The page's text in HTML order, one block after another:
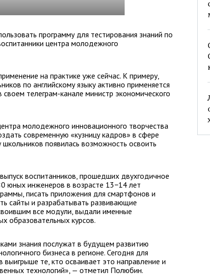
программу для тестирования знаний по
центра молодежного
на практике уже сейчас. К примеру,
по английскому языку активно применяется
телеграм-канале министр экономического
молодежного инновационного творчества
современную «кузницу кадров» в сфере
появилась возможность освоить
воспитанников, прошедших двухгодичное
юных инженеров в возрасте 13−14 лет
писать приложения для смартфонов и
сайты и разрабатывать развивающие
все модули, выдали именные
образовательных курсов.
знания послужат в будущем развитию
бизнеса в регионе. Сегодня для
те, кто осваивает это направление и
технологий», — отметил Полюбин.